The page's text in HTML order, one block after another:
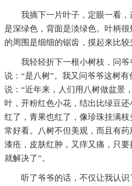
我摘下一片叶子，定眼一看
是深绿色，背面是淡绿色。叶柄
的周围是细细的锯齿，摸起来比较
我轻轻折下一根小树枝，问
说：“是八树”。我又问爷爷这树有
说：“近年来，人们用八树做盆景
叶，开粉红色小花，结出比绿豆
红了，青果也红了，像珍珠挂满
常好看。八树不但美观，而且有
漆疮，皮肤红肿，又痒又痛，只
就解决了”。
听了爷爷的话，不仅让我认